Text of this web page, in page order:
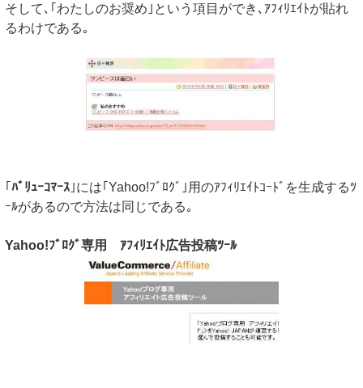
そして､｢わたしのお奨め｣という項目ができ､ｱﾌｨﾘｴｲﾄが貼れ
るわけである｡
｢ ﾊﾞﾘｭｰｺﾏｰｽ ｣には｢Yahoo!ﾌﾞﾛｸﾞ｣用のｱﾌｨﾘｴｲﾄｺｰﾄﾞを生成するﾂ
ｰﾙがあるので方法は同じである｡
Yahoo!ﾌﾞﾛｸﾞ専用 ｱﾌｨﾘｴｲﾄ広告投稿ﾂｰﾙ